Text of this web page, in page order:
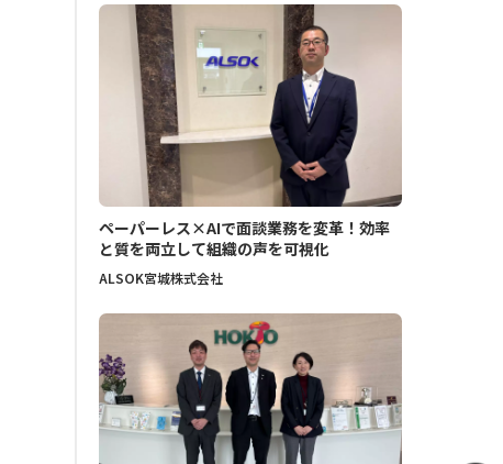
ペーパーレス×AIで面談業務を変革！効率
と質を両立して組織の声を可視化
ALSOK宮城株式会社